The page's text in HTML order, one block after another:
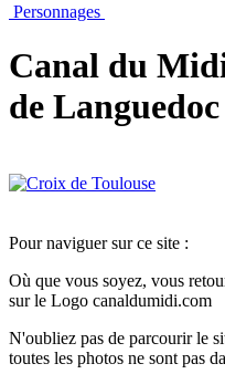
Personnages
Canal du
de Languedoc
Pour naviguer sur ce site :
Où que vous soyez, vous
sur le Logo canaldumidi.com
N'oubliez pas de parcourir le
toutes les photos ne sont pas